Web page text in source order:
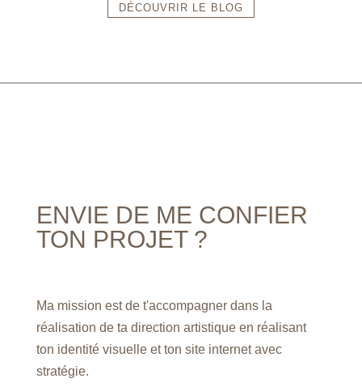
DÉCOUVRIR LE BLOG
ENVIE DE ME CONFIER
TON PROJET ?
Ma mission est de t'accompagner dans la
réalisation de ta direction artistique en réalisant
ton identité visuelle et ton site internet avec
stratégie.